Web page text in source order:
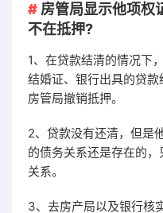
房管局显示他项权
不在抵押?
1、在贷款结清的情况下
结婚证、银行出具的贷
房管局撤销抵押。
2、贷款没有还清，但是
的债务关系还是存在的
关系。
3、去房产局以及银行核